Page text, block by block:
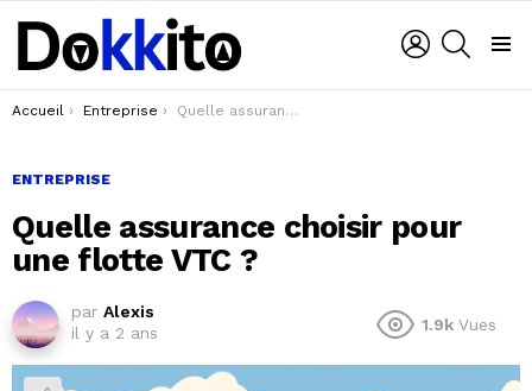
LOGIN
You are here:
Accueil Entreprise Quelle assurance choisir pour une flotte VTC ?
ENTREPRISE
Quelle assurance choisir pour
une flotte VTC ?
par Alexis
il y a 2 ans
1.9k Vues